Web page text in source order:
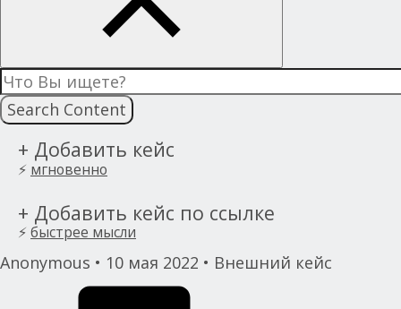
Search Content
body
+ Добавить кейс
⚡ мгновенно
body
+ Добавить кейс по ссылке
⚡ быстрее мысли
Anonymous • 10 мая 2022 • Внешний кейс